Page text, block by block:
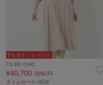
5％ポイントバック
TO BE CHIC
¥40,700 38%OFF
タイムセール NEW